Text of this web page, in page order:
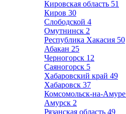
Кировская область 51
Киров 30
Слободской 4
Омутнинск 2
Республика Хакасия 50
Абакан 25
Черногорск 12
Саяногорск 5
Хабаровский край 49
Хабаровск 37
Комсомольск-на-Амуре
Амурск 2
Рязанская область 49